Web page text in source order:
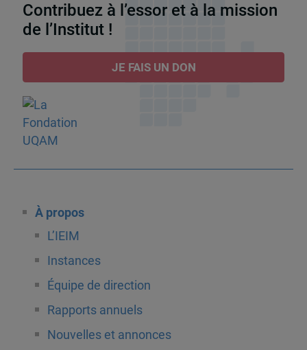
Contribuez à l’essor et à la mission
de l’Institut !
JE FAIS UN DON
À propos
L’IEIM
Instances
Équipe de direction
Rapports annuels
Nouvelles et annonces